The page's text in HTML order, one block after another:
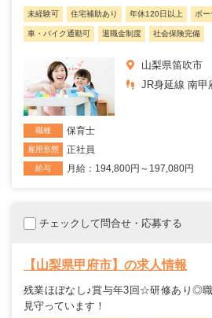
未経験可 住宅補助あり 年休120日以上 ボ
車・バイク通勤可 退職金制度 社会保険完備
山梨県笛吹市
JR身延線 南甲
職種 保育士
雇用形態 正社員
給与 月給：194,800円～197,080円
チェックして問合せ・応募する
【山梨県甲府市】の求人情報
残業ほぼなし♪賞与年3回☆研修あり◎
見守っています！